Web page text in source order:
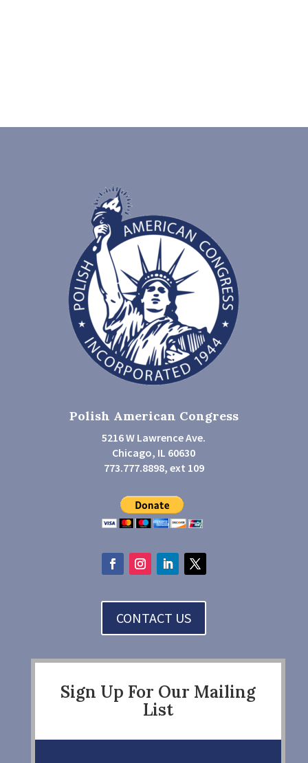
Polish American Congress
5216 W Lawrence Ave.
Chicago, IL 60630
773.777.8898, ext 109
CONTACT US
Sign Up For Our Mailing
List